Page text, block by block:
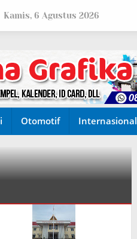
Kamis, 6 Agustus 2026
Otomotif Internasional